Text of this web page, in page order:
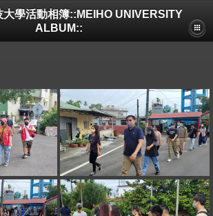
大學活動相簿::MEIHO UNIVERSITY
ALBUM::